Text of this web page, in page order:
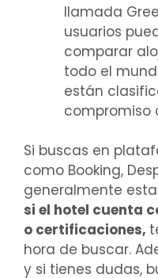
llamada
usuarios
comparar
todo el
están
compromiso
Si buscas en
como Booking,
generalmente
si el hotel cuenta
o certificaciones,
hora de buscar.
y si tienes dudas,